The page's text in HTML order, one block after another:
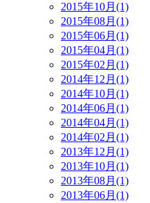
2015年10月(1)
2015年08月(1)
2015年06月(1)
2015年04月(1)
2015年02月(1)
2014年12月(1)
2014年10月(1)
2014年06月(1)
2014年04月(1)
2014年02月(1)
2013年12月(1)
2013年10月(1)
2013年08月(1)
2013年06月(1)